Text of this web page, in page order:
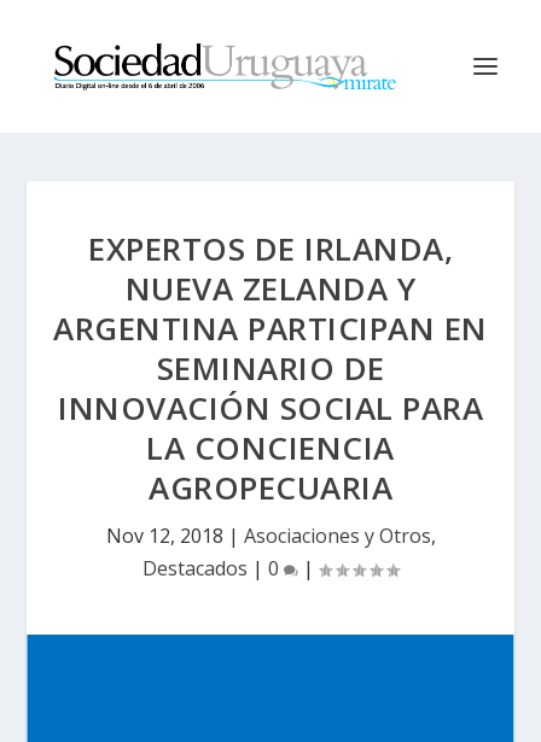
EXPERTOS DE IRLANDA,
NUEVA ZELANDA Y
ARGENTINA PARTICIPAN EN
SEMINARIO DE
INNOVACIÓN SOCIAL PARA
LA CONCIENCIA
AGROPECUARIA
Nov 12, 2018 | Asociaciones y Otros,
Destacados | 0 |